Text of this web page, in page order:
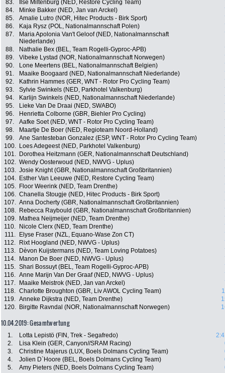
83.
Ilse Miltenburg (NED, Restore Cycling Team)
84.
Minke Bakker (NED, Jan van Arckel)
85.
Amalie Lutro (NOR, Hitec Products - Birk Sport)
86.
Kaja Rysz (POL, Nationalmannschaft Polen)
87.
Maria Apolonia Van't Geloof (NED, Nationalmannschaft
Niederlande)
88. Nathalie Bex (BEL, Team Rogelli-Gyproc-APB)
89.
Vibeke Lystad (NOR, Nationalmannschaft Norwegen)
90.
Lone Meertens (BEL, Nationalmannschaft Belgien)
91.
Maaike Boogaard (NED, Nationalmannschaft Niederlande)
92.
Kathrin Hammes (GER, WNT - Rotor Pro Cycling Team)
93.
Sylvie Swinkels (NED, Parkhotel Valkenburg)
94.
Karlijn Swinkels (NED, Nationalmannschaft Niederlande)
95.
Lieke Van De Draai (NED, SWABO)
96.
Henrietta Colborne (GBR, Biehler Pro Cycling)
97.
Aafke Soet (NED, WNT - Rotor Pro Cycling Team)
98.
Maartje De Boer (NED, Regioteam Noord-Holland)
99.
Ane Santesteban Gonzalez (ESP, WNT - Rotor Pro Cycling Team)
100.
Loes Adegeest (NED, Parkhotel Valkenburg)
101.
Dorothea Heitzmann (GER, Nationalmannschaft Deutschland)
102. Wendy Oosterwoud (NED, NWVG - Uplus)
103. Josie Knight (GBR, Nationalmannschaft Großbritannien)
104.
Esther Van Leeuwe (NED, Restore Cycling Team)
105.
Floor Weerink (NED, Team Drenthe)
106. Chanella Stougje (NED, Hitec Products - Birk Sport)
107. Anna Docherty (GBR, Nationalmannschaft Großbritannien)
108.
Rebecca Raybould (GBR, Nationalmannschaft Großbritannien)
109.
Mathea Neijmeijer (NED, Team Drenthe)
110.
Nicole Clerx (NED, Team Drenthe)
111.
Elyse Fraser (NZL, Equano-Wase Zon CT)
112.
Rixt Hoogland (NED, NWVG - Uplus)
113.
Dèvon Kuijstermans (NED, Team Loving Potatoes)
114.
Manon De Boer (NED, NWVG - Uplus)
115. Shari Bossuyt (BEL, Team Rogelli-Gyproc-APB)
116. Anne Marijn Van Der Graaf (NED, NWVG - Uplus)
117.
Maaike Meistrok (NED, Jan van Arckel)
118. Charlotte Broughton (GBR, Liv AWOL Cycling Team)
119. Anneke Dijkstra (NED, Team Drenthe)
120.
Birgitte Ravndal (NOR, Nationalmannschaft Norwegen)
10.04.2019: Gesamtwertung
1. Lotta Lepistö (FIN, Trek - Segafredo)
2.
Lisa Klein (GER, Canyon//SRAM Racing)
3.
Christine Majerus (LUX, Boels Dolmans Cycling Team)
4.
Jolien D`Hoore (BEL, Boels Dolmans Cycling Team)
5.
Amy Pieters (NED, Boels Dolmans Cycling Team)